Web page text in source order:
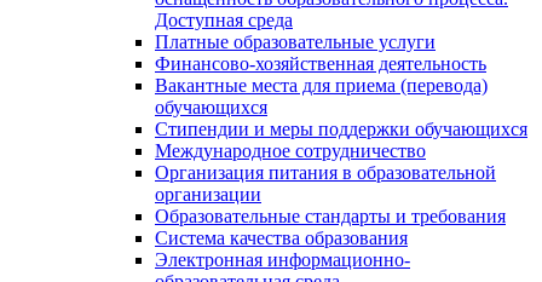
Доступная среда
Платные образовательные услуги
Финансово-хозяйственная деятельность
Вакантные места для приема (перевода)
обучающихся
Стипендии и меры поддержки обучающихся
Международное сотрудничество
Организация питания в образовательной
организации
Образовательные стандарты и требования
Система качества образования
Электронная информационно-